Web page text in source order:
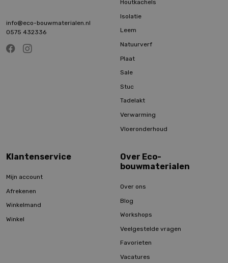
info@eco-bouwmaterialen.nl
0575 432336
Houtkachels
Isolatie
Leem
Natuurverf
Plaat
Sale
Stuc
Tadelakt
Verwarming
Vloeronderhoud
Klantenservice
Mijn account
Afrekenen
Winkelmand
Winkel
Over Eco-
bouwmaterialen
Over ons
Blog
Workshops
Veelgestelde vragen
Favorieten
Vacatures